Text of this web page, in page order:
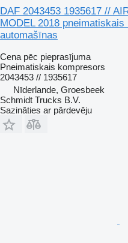
DAF 2043453 1935617 //
MODEL 2018
automašīnas
Cena pēc pieprasījuma
Pneimatiskais kompresors
2043453 // 1935617
Nīderlande, Groesbeek
Schmidt Trucks B.V.
Sazināties ar pārdevēju